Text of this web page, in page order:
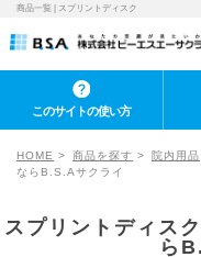
商品一覧 | スプリントディスク
このサイトの使い方
HOME 商品を探す 院内用品
ならB.S.Aサクライ
スプリントディス
ら